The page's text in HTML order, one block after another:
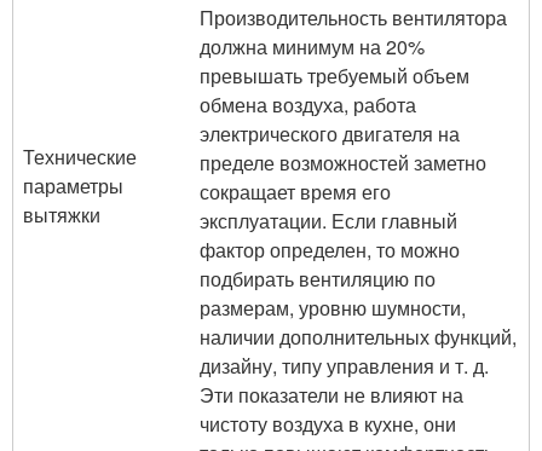
Технические
параметры
вытяжки
Производительность вентилятора
должна минимум на 20%
превышать требуемый объем
обмена воздуха, работа
электрического двигателя на
пределе возможностей заметно
сокращает время его
эксплуатации. Если главный
фактор определен, то можно
подбирать вентиляцию по
размерам, уровню шумности,
наличии дополнительных функций,
дизайну, типу управления и т. д.
Эти показатели не влияют на
чистоту воздуха в кухне, они